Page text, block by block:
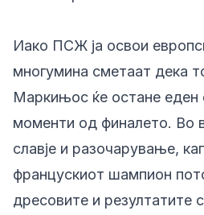
Иако ПСЖ ја освои
многумина сметаат дека
Маркињос ќе остане еден
моменти од финалето. Во
славје и разочарување,
францускиот шампион
дресовите и резултатите